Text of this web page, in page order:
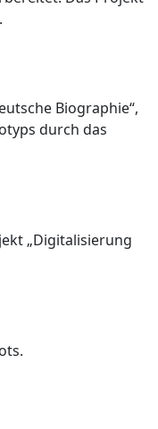
Biographie“,
durch das
„Digitalisierung